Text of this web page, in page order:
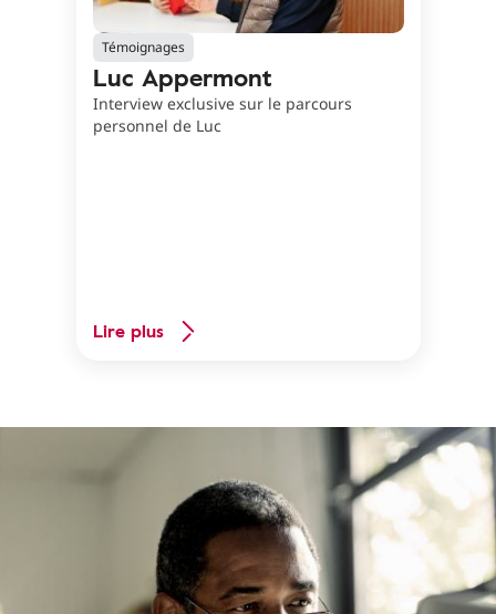
Témoignages
Luc Appermont
Interview exclusive sur le parcours
personnel de Luc
Lire plus